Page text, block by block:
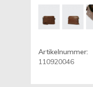
Artikelnummer:
110920046